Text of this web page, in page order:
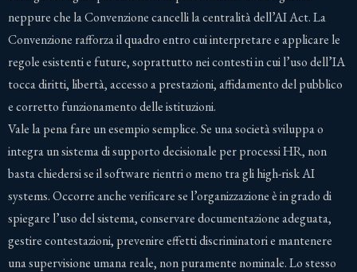
neppure che la Convenzione cancelli la centralità dell’AI Act. La
Convenzione rafforza il quadro entro cui interpretare e applicare le
regole esistenti e future, soprattutto nei contesti in cui l’uso dell’IA
tocca diritti, libertà, accesso a prestazioni, affidamento del pubblico
e corretto funzionamento delle istituzioni.
Vale la pena fare un esempio semplice. Se una società sviluppa o
integra un sistema di supporto decisionale per processi HR, non
basta chiedersi se il software rientri o meno tra gli high-risk AI
systems. Occorre anche verificare se l’organizzazione è in grado di
spiegare l’uso del sistema, conservare documentazione adeguata,
gestire contestazioni, prevenire effetti discriminatori e mantenere
una supervisione umana reale, non puramente nominale. Lo stesso